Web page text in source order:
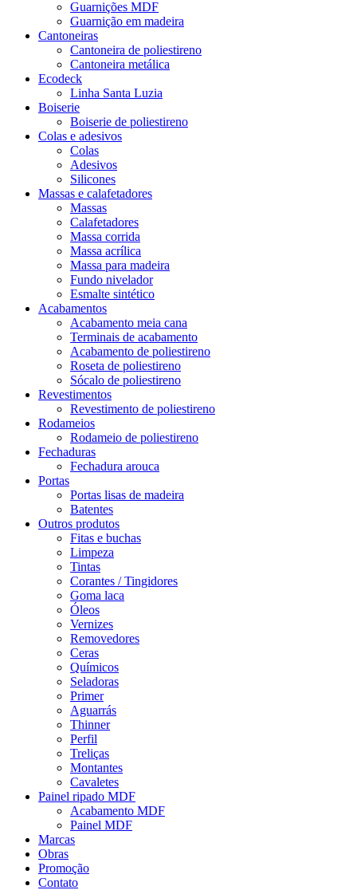
Guarnições MDF
Guarnição em madeira
Cantoneiras
Cantoneira de poliestireno
Cantoneira metálica
Ecodeck
Linha Santa Luzia
Boiserie
Boiserie de poliestireno
Colas e adesivos
Colas
Adesivos
Silicones
Massas e calafetadores
Massas
Calafetadores
Massa corrida
Massa acrílica
Massa para madeira
Fundo nivelador
Esmalte sintético
Acabamentos
Acabamento meia cana
Terminais de acabamento
Acabamento de poliestireno
Roseta de poliestireno
Sócalo de poliestireno
Revestimentos
Revestimento de poliestireno
Rodameios
Rodameio de poliestireno
Fechaduras
Fechadura arouca
Portas
Portas lisas de madeira
Batentes
Outros produtos
Fitas e buchas
Limpeza
Tintas
Corantes / Tingidores
Goma laca
Óleos
Vernizes
Removedores
Ceras
Químicos
Seladoras
Primer
Aguarrás
Thinner
Perfil
Treliças
Montantes
Cavaletes
Painel ripado MDF
Acabamento MDF
Painel MDF
Marcas
Obras
Promoção
Contato